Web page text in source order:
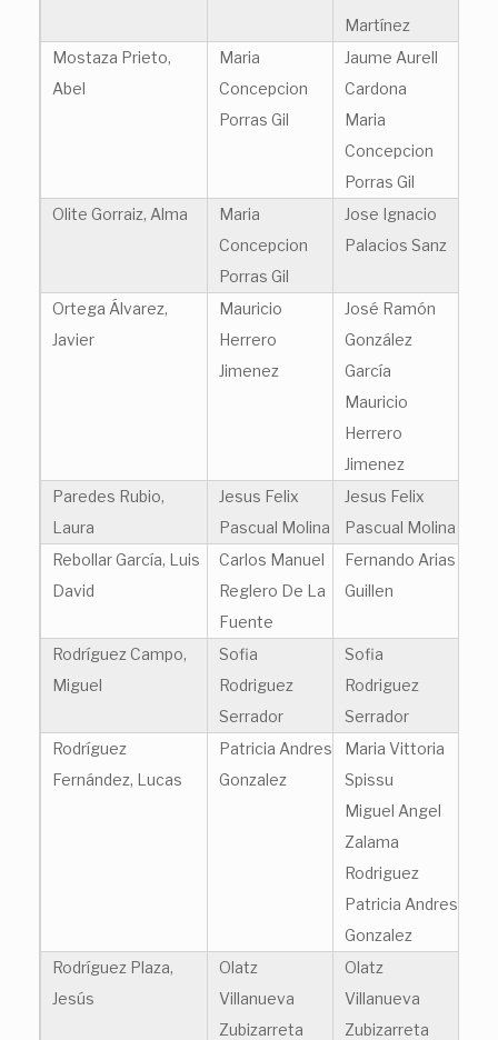
Martínez
Mostaza Prieto,
Abel
Maria
Concepcion
Porras Gil
Jaume Aurell
Cardona
Maria
Concepcion
Porras Gil
Olite Gorraiz, Alma
Maria
Concepcion
Porras Gil
Jose Ignacio
Palacios Sanz
Ortega Álvarez,
Javier
Mauricio
Herrero
Jimenez
José Ramón
González
García
Mauricio
Herrero
Jimenez
Paredes Rubio,
Laura
Jesus Felix
Pascual Molina
Jesus Felix
Pascual Molina
Rebollar García, Luis
David
Carlos Manuel
Reglero De La
Fuente
Fernando Arias
Guillen
Rodríguez Campo,
Miguel
Sofia
Rodriguez
Serrador
Sofia
Rodriguez
Serrador
Rodríguez
Fernández, Lucas
Patricia Andres
Gonzalez
Maria Vittoria
Spissu
Miguel Angel
Zalama
Rodriguez
Patricia Andres
Gonzalez
Rodríguez Plaza,
Jesús
Olatz
Villanueva
Zubizarreta
Olatz
Villanueva
Zubizarreta